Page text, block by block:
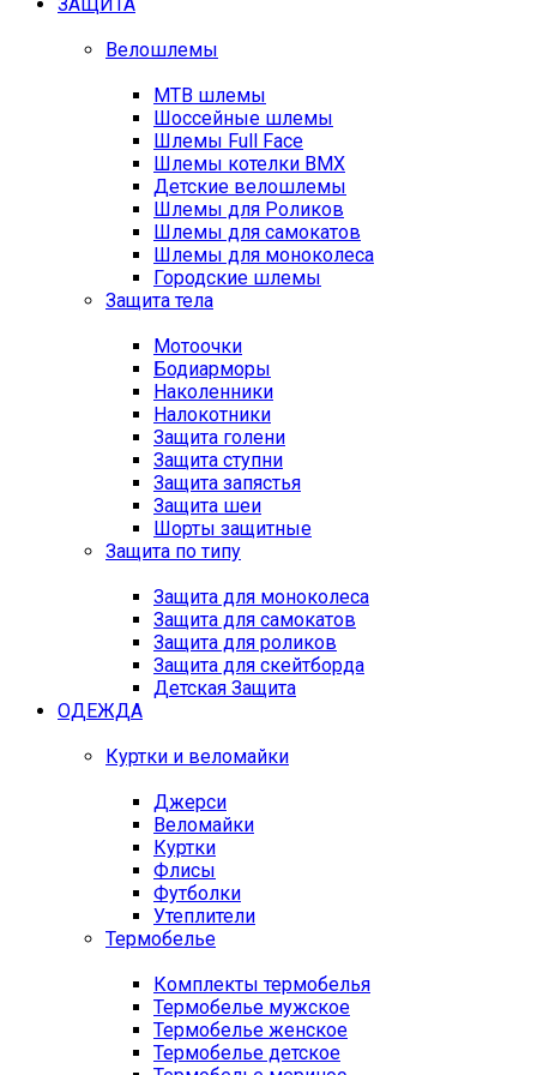
Велошлемы
MTB шлемы
Шоссейные шлемы
Шлемы Full Face
Шлемы котелки BMX
Детские велошлемы
Шлемы для Роликов
Шлемы для самокатов
Шлемы для моноколеса
Городские шлемы
Защита тела
Мотоочки
Бодиарморы
Наколенники
Налокотники
Защита голени
Защита ступни
Защита запястья
Защита шеи
Шорты защитные
Защита по типу
Защита для моноколеса
Защита для самокатов
Защита для роликов
Защита для скейтборда
Детская Защита
ОДЕЖДА
Куртки и веломайки
Джерси
Веломайки
Куртки
Флисы
Футболки
Утеплители
Термобелье
Комплекты термобелья
Термобелье мужское
Термобелье женское
Термобелье детское